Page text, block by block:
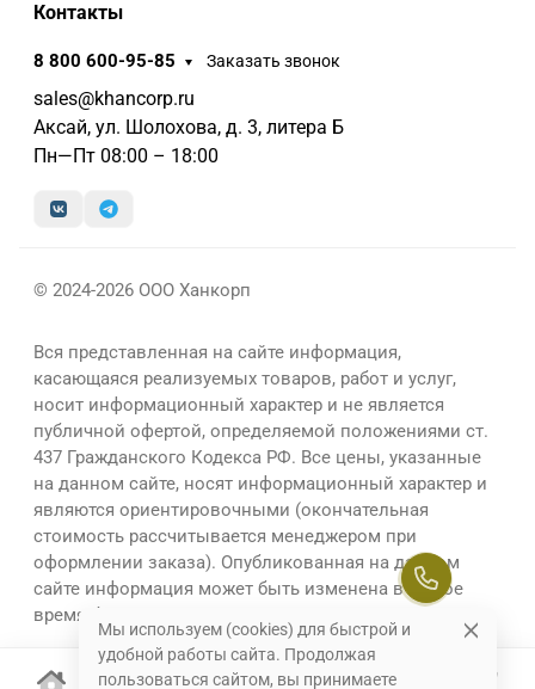
Контакты
8 800 600-95-85 Заказать звонок
sales@khancorp.ru
Аксай, ул. Шолохова, д. 3, литера Б
Пн—Пт 08:00 – 18:00
© 2024-2026 ООО Ханкорп
Вся представленная на сайте информация,
касающаяся реализуемых товаров, работ и услуг,
носит информационный характер и не является
публичной офертой, определяемой положениями ст.
437 Гражданского Кодекса РФ. Все цены, указанные
на данном сайте, носят информационный характер и
являются ориентировочными (окончательная
стоимость рассчитывается менеджером при
оформлении заказа). Опубликованная на данном
сайте информация может быть изменена в любое
время без предварительного уведомления.
Мы используем (cookies) для быстрой и
удобной работы сайта. Продолжая
пользоваться сайтом, вы принимаете